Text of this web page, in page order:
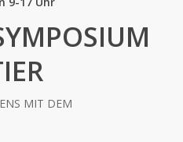
MIT DEM